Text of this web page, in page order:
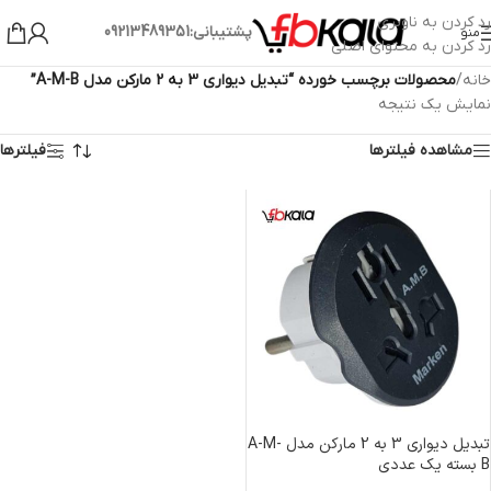
رد کردن به ناوبری
رد کردن به محتوای اصلی
منو پشتیبانی:09213489351
خانه/محصولات برچسب خورده “تبدیل دیواری 3 به 2 مارکن مدل A-M-B”
نمایش یک نتیجه
مشاهده فیلترها فیلترها
تبدیل دیواری 3 به 2 مارکن مدل A-M-
B بسته یک عددی